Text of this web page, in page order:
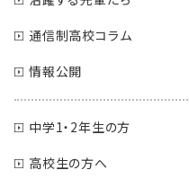
通信制高校コラム
情報公開
中学1・2年生の方
高校生の方へ